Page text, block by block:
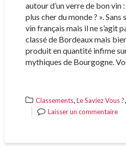
autour d’un verre de bon vin
plus cher du monde ? ». Sans
vin français mais il ne s’agit
classé de Bordeaux mais
produit en quantité infime
mythiques de Bourgogne.
Classements,Le Saviez Vous ?,
Laisser un commentaire